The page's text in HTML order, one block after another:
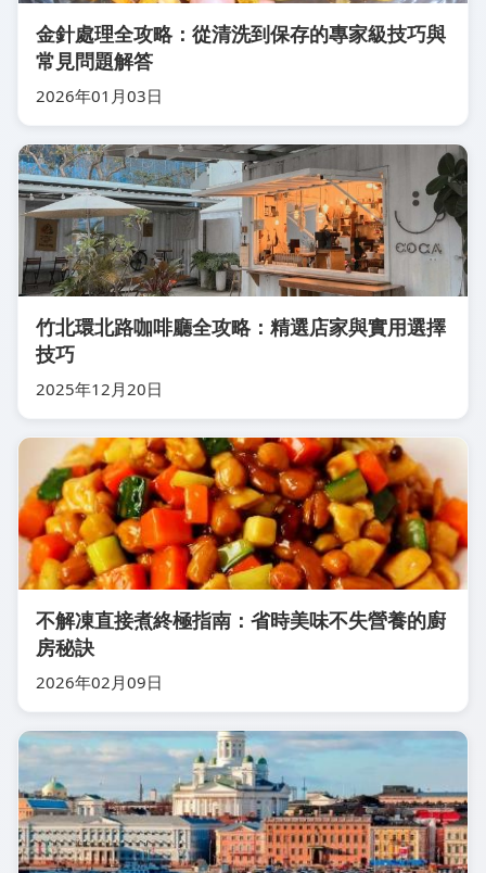
金針處理全攻略：從清洗到保存的專家級技巧與
常見問題解答
2026年01月03日
竹北環北路咖啡廳全攻略：精選店家與實用選擇
技巧
2025年12月20日
不解凍直接煮終極指南：省時美味不失營養的廚
房秘訣
2026年02月09日